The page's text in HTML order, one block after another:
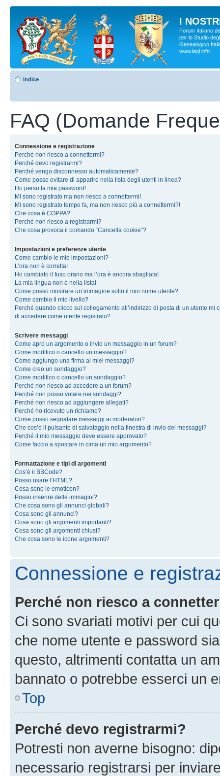
I
Forum Italiano
per lo Studio
Genealogico
www.iagi.info
Indice
FAQ (Domande
Connessione e registrazione
Perché non riesco a connettermi?
Perché devo registrarmi?
Perché vengo disconnesso automaticamente?
Come posso evitare di apparire nella lista degli utenti in linea?
Ho perso la mia password!
Mi sono registrato ma non riesco a connettermi!
Mi sono registrato tempo fa, ma non riesco più a connettermi?!
Che cosa è COPPA?
Perché non riesco a registrarmi?
Che cosa provoca il comando “Cancella cookie”?
Impostazioni e preferenze utente
Come cambio le mie impostazioni?
L’ora non è corretta!
Ho cambiato il fuso orario ma l’ora è ancora sbagliata!
La mia lingua non è nella lista!
Come posso mostrare un’immagine sotto il mio nome utente?
Come cambio il mio livello?
Perché quando clicco sul collegamento all’indirizzo di posta di un utente mi
di accedere come utente registrato?
Scrivere messaggi
Come apro un argomento o invio un messaggio in un forum?
Come modifico o cancello un messaggio?
Come aggiungo una firma ai miei messaggi?
Come creo un sondaggio?
Come modifico o cancello un sondaggio?
Perché non riesco ad accedere a un forum?
Perché non posso votare nei sondaggi?
Perché non riesco ad aggiungere allegati?
Perché ho ricevuto un richiamo?
Come posso segnalare messaggi ai moderatori?
Che cos’è il pulsante di salvataggio nella finestra di invio dei messaggi?
Perché il mio messaggio deve essere approvato?
Come faccio a spostare in cima un mio argomento?
Formattazione e tipi di argomenti
Cos’è il BBCode?
Posso usare l’HTML?
Cosa sono le emoticon?
Posso inserire delle immagini?
Che cosa sono gli annunci globali?
Cosa sono gli annunci?
Cosa sono gli argomenti importanti?
Cosa sono gli argomenti chiusi?
Che cosa sono le icone argomenti?
Connessione e
Perché non riesco a
Ci sono svariati motivi per cui
che nome utente e password
questo, altrimenti contatta un
bannato o potrebbe esserci un
Top
Perché devo registrarmi?
Potresti non averne bisogno:
necessario registrarsi per